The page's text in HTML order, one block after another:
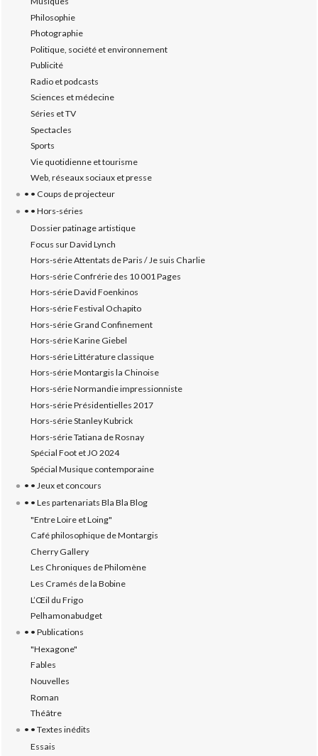
Philosophie
Photographie
Politique, société et environnement
Publicité
Radio et podcasts
Sciences et médecine
Séries et TV
Spectacles
Sports
Vie quotidienne et tourisme
Web, réseaux sociaux et presse
• • Coups de projecteur
• • Hors-séries
Dossier patinage artistique
Focus sur David Lynch
Hors-série Attentats de Paris / Je suis Charlie
Hors-série Confrérie des 10 001 Pages
Hors-série David Foenkinos
Hors-série Festival Ochapito
Hors-série Grand Confinement
Hors-série Karine Giebel
Hors-série Littérature classique
Hors-série Montargis la Chinoise
Hors-série Normandie impressionniste
Hors-série Présidentielles 2017
Hors-série Stanley Kubrick
Hors-série Tatiana de Rosnay
Spécial Foot et JO 2024
Spécial Musique contemporaine
• • Jeux et concours
• • Les partenariats Bla Bla Blog
"Entre Loire et Loing"
Café philosophique de Montargis
Cherry Gallery
Les Chroniques de Philomène
Les Cramés de la Bobine
L’‎Œil du Frigo
Pelhamonabudget
• • Publications
"Hexagone"
Fables
Nouvelles
Roman
Théâtre
• • Textes inédits
Essais